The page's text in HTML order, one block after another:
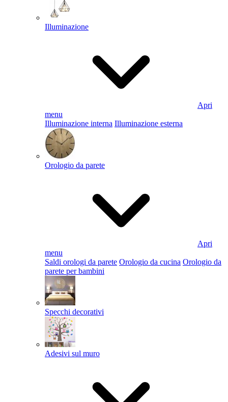
Illuminazione
Apri
menu
Illuminazione interna Illuminazione esterna
Orologio da parete
Apri
menu
Saldi orologi da parete Orologio da cucina Orologio da
parete per bambini
Specchi decorativi
Adesivi sul muro